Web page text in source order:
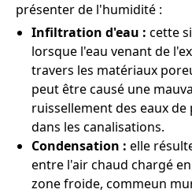
présenter de l'humidité :
Infiltration d'eau : cette
lorsque l'eau venant de
travers les matériaux
peut être causé une
ruissellement des eaux
dans les canalisations.
Condensation : elle
entre l'air chaud chargé
zone froide, commeun